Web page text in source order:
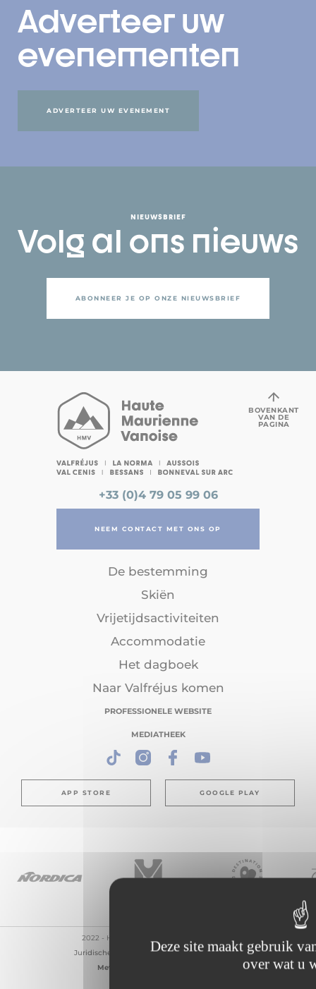
Deze site maakt gebruik
over wat u
Adverteer uw
evenementen
ADVERTEER UW EVENEMENT
NIEUWSBRIEF
Volg al ons nieuws
ABONNEER JE OP ONZE NIEUWSBRIEF
+33 (0)4 79 05 99 06
NEEM CONTACT MET ONS OP
De bestemming
Skiën
Vrijetijdsactiviteiten
Accommodatie
Het dagboek
Naar Valfréjus komen
PROFESSIONELE WEBSITE
MEDIATHEEK
APP STORE GOOGLE PLAY
BOVENKANT
VAN DE
PAGINA
2022 - Haute Maurienne Vanoise Toerisme
Juridische informatie
Verkoopvoorwaarden
Met liefde gemaakt door